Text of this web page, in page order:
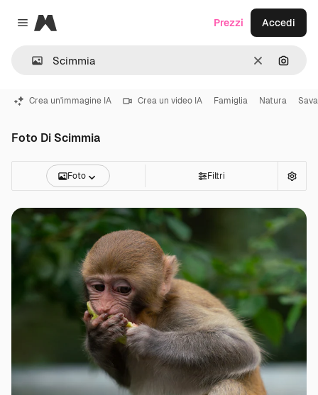
Close menu
Magnific
CancellaCerca
Prezzi Accedi
Crea un'immagine IA Crea un video IA Famiglia Natura
Foto Di Scimmia
Foto Filtri